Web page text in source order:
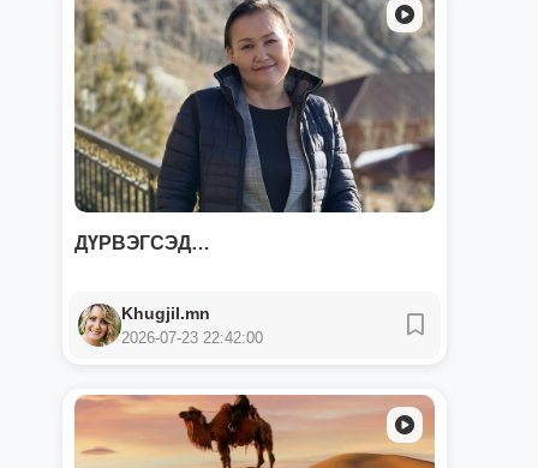
ДҮРВЭГСЭД…
Khugjil.mn
2026-07-23 22:42:00